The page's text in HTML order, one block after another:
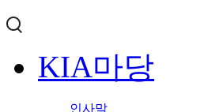
KIA마당
인사말